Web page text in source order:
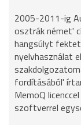
2005-2011-ig
osztrák német'
hangsúlyt
nyelvhasználat
fordításából'
MemoQ
szoftverrel